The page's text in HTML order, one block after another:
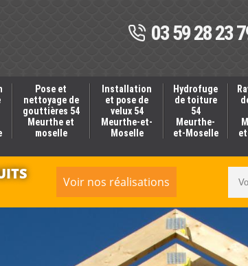
03 59 28 23
Pose et
nettoyage de
gouttières 54
Meurthe et
moselle
Installation
et pose de
velux 54
Meurthe-et-
Moselle
Hydrofuge
de toiture
54
Meurthe-
et-Moselle
Voir nos réalisations